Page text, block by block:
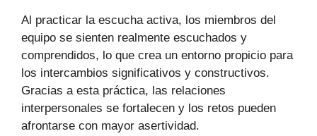
Al practicar la escucha activa, los miembros del
equipo se sienten realmente escuchados y
comprendidos, lo que crea un entorno propicio para
los intercambios significativos y constructivos.
Gracias a esta práctica, las relaciones
interpersonales se fortalecen y los retos pueden
afrontarse con mayor asertividad.